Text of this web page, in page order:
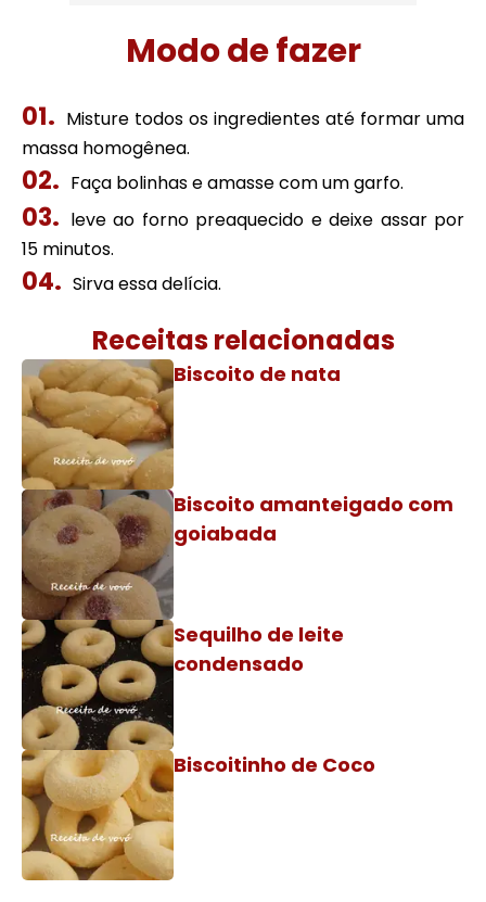
Modo de fazer
Misture todos os ingredientes até formar uma
massa homogênea.
Faça bolinhas e amasse com um garfo.
leve ao forno preaquecido e deixe assar por
15 minutos.
Sirva essa delícia.
Receitas relacionadas
Biscoito de nata
Biscoito amanteigado com
goiabada
Sequilho de leite
condensado
Biscoitinho de Coco